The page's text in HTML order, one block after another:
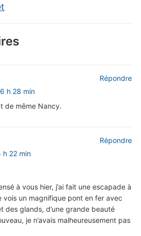
h 28 min
de même Nancy.
Répondre
h 22 min
à vous hier, j’ai fait une escapade à
vois un magnifique pont en fer avec
des glands, d’une grande beauté
je n’avais malheureusement pas
Répondre